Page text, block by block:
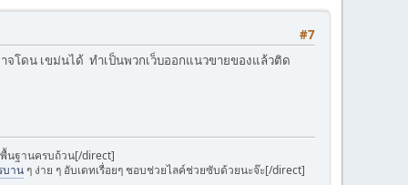
#7
จโดน เขม่นได้ ทำเป็นพวกเว็บออกแนวขายของแล้วติด
นฐานครบถ้วน[/direct]
บาน ๆ ง่าย ๆ อับเดทเรื่อยๆ ชอบช่วยไลค์ช่วยซับด้วยนะจ๊ะ[/direct]